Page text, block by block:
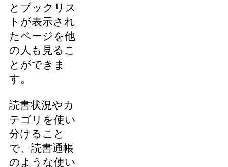
とブックリス
トが表示され
たページを他
の人も見るこ
とができま
す。
読書状況やカ
テゴリを使い
分けること
で、読書通帳
のような使い